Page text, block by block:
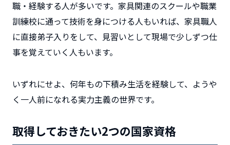
職・経験する人が多いです。家具関連のスクールや職業
訓練校に通って技術を身につける人もいれば、家具職人
に直接弟子入りをして、見習いとして現場で少しずつ仕
事を覚えていく人もいます。
いずれにせよ、何年もの下積み生活を経験して、ようや
く一人前になれる実力主義の世界です。
取得しておきたい2つの国家資格